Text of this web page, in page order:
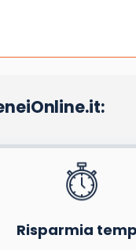
Dichiari di avere preso visione e di accettare quanto previsto dalla
Risparmia